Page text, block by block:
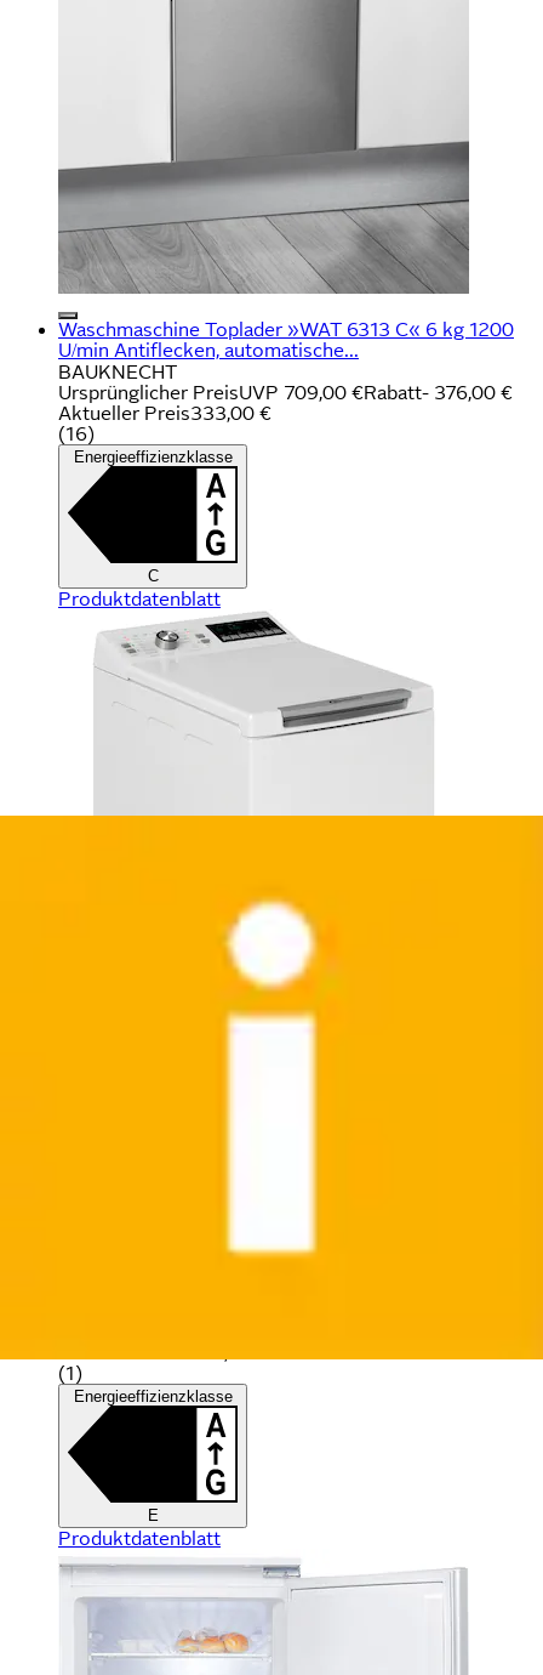
Waschmaschine Toplader »WAT 6313 C« 6 kg 1200
U/min Antiflecken, automatische...
BAUKNECHT
Ursprünglicher PreisUVP 709,00 €Rabatt- 376,00 €
Aktueller Preis333,00 €
(16)
Energieeffizienzklasse
C
Produktdatenblatt
(1)
Energieeffizienzklasse
E
Produktdatenblatt